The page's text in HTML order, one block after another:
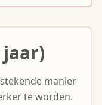
jaar)
manier
te worden.